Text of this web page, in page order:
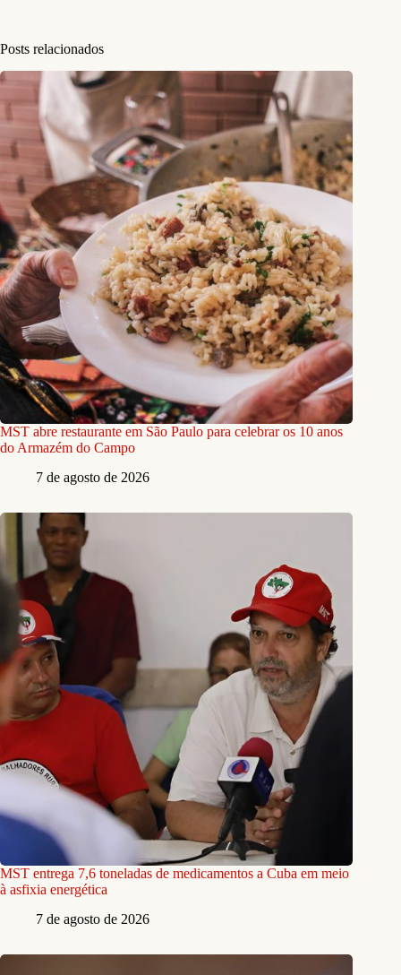
Posts relacionados
MST abre restaurante em São Paulo para celebrar os 10 anos
do Armazém do Campo
7 de agosto de 2026
MST entrega 7,6 toneladas de medicamentos a Cuba em meio
à asfixia energética
7 de agosto de 2026